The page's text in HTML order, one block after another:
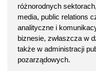
różnorodnych
media, public relations
analityczne i
biznesie, zwłaszcza w
także w administracji
pozarządowych.